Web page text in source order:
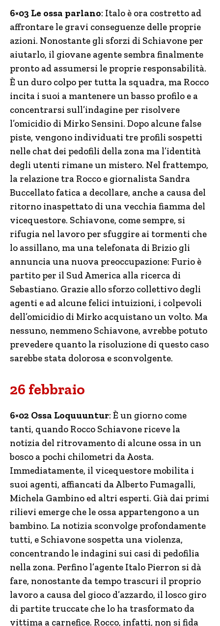
6×03 Le ossa parlano: Italo è ora costretto ad
affrontare le gravi conseguenze delle proprie
azioni. Nonostante gli sforzi di Schiavone per
aiutarlo, il giovane agente sembra finalmente
pronto ad assumersi le proprie responsabilità.
È un duro colpo per tutta la squadra, ma Rocco
incita i suoi a mantenere un basso profilo e a
concentrarsi sull’indagine per risolvere
l’omicidio di Mirko Sensini. Dopo alcune false
piste, vengono individuati tre profili sospetti
nelle chat dei pedofili della zona ma l’identità
degli utenti rimane un mistero. Nel frattempo,
la relazione tra Rocco e giornalista Sandra
Buccellato fatica a decollare, anche a causa del
ritorno inaspettato di una vecchia fiamma del
vicequestore. Schiavone, come sempre, si
rifugia nel lavoro per sfuggire ai tormenti che
lo assillano, ma una telefonata di Brizio gli
annuncia una nuova preoccupazione: Furio è
partito per il Sud America alla ricerca di
Sebastiano. Grazie allo sforzo collettivo degli
agenti e ad alcune felici intuizioni, i colpevoli
dell’omicidio di Mirko acquistano un volto. Ma
nessuno, nemmeno Schiavone, avrebbe potuto
prevedere quanto la risoluzione di questo caso
sarebbe stata dolorosa e sconvolgente.
26 febbraio
6×02 Ossa Loquuuntur: È un giorno come
tanti, quando Rocco Schiavone riceve la
notizia del ritrovamento di alcune ossa in un
bosco a pochi chilometri da Aosta.
Immediatamente, il vicequestore mobilita i
suoi agenti, affiancati da Alberto Fumagalli,
Michela Gambino ed altri esperti. Già dai primi
rilievi emerge che le ossa appartengono a un
bambino. La notizia sconvolge profondamente
tutti, e Schiavone sospetta una violenza,
concentrando le indagini sui casi di pedofilia
nella zona. Perfino l’agente Italo Pierron si dà
fare, nonostante da tempo trascuri il proprio
lavoro a causa del gioco d’azzardo, il losco giro
di partite truccate che lo ha trasformato da
vittima a carnefice. Rocco, infatti, non si fida